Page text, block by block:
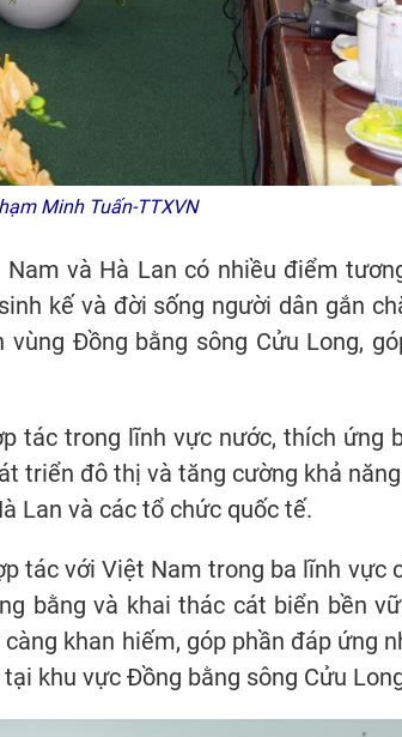
Minh Tuấn-TTXVN
và Hà Lan có nhiều điểm
kế và đời sống người dân gắn
Đồng bằng sông Cửu Long,
tác trong lĩnh vực nước, thích ứng
triển đô thị và tăng cường khả
Lan và các tổ chức quốc tế.
tác với Việt Nam trong ba lĩnh vực
bằng và khai thác cát biển bền
khan hiếm, góp phần đáp ứng
khu vực Đồng bằng sông Cửu